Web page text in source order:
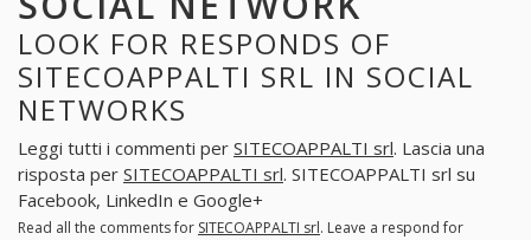
LOOK FOR RESPONDS OF
SITECOAPPALTI SRL IN SOCIAL
NETWORKS
Leggi tutti i commenti per SITECOAPPALTI srl. Lascia una
risposta per SITECOAPPALTI srl. SITECOAPPALTI srl su
Facebook, LinkedIn e Google+
Read all the comments for SITECOAPPALTI srl. Leave a respond for